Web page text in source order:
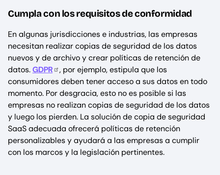
Cumpla con los requisitos de conformidad
En algunas jurisdicciones e industrias, las empresas
necesitan realizar copias de seguridad de los datos
nuevos y de archivo y crear políticas de retención de
datos.GDPR
, por ejemplo, estipula que los
consumidores deben tener acceso a sus datos en todo
momento. Por desgracia, esto no es posible si las
empresas no realizan copias de seguridad de los datos
y luego los pierden. La solución de copia de seguridad
SaaS adecuada ofrecerá políticas de retención
personalizables y ayudará a las empresas a cumplir
con los marcos y la legislación pertinentes.